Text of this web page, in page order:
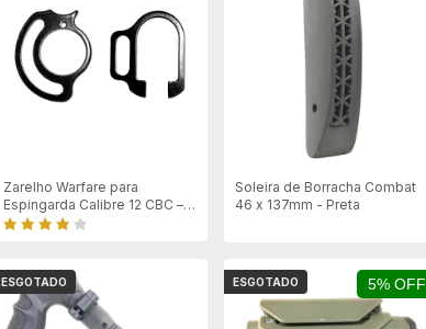
Zarelho Warfare para
Espingarda Calibre 12 CBC –
Preto
Soleira de Borracha Combat
46 x 137mm - Preta
ESGOTADO 5% OFF
ESGOTADO